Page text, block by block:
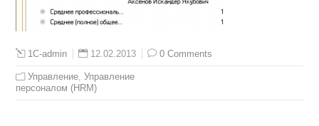
1C-admin 12.02.2013 0 Comments
Управление,Управление
персоналом (HRM)